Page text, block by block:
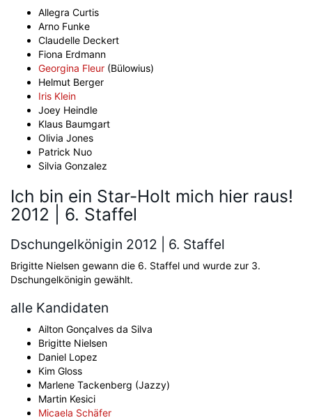
Allegra Curtis
Arno Funke
Claudelle Deckert
Fiona Erdmann
Georgina Fleur (Bülowius)
Helmut Berger
Iris Klein
Joey Heindle
Klaus Baumgart
Olivia Jones
Patrick Nuo
Silvia Gonzalez
Ich bin ein Star-Holt mich hier raus!
2012 | 6. Staffel
Dschungelkönigin 2012 | 6. Staffel
Brigitte Nielsen gewann die 6. Staffel und wurde zur 3.
Dschungelkönigin gewählt.
alle Kandidaten
Ailton Gonçalves da Silva
Brigitte Nielsen
Daniel Lopez
Kim Gloss
Marlene Tackenberg (Jazzy)
Martin Kesici
Micaela Schäfer